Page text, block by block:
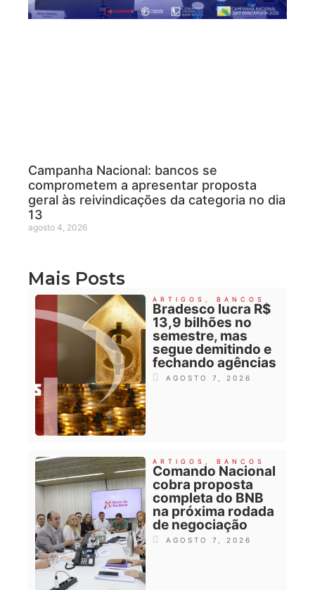
Campanha Nacional: bancos se
comprometem a apresentar proposta
geral às reivindicações da categoria no dia
13
agosto 4, 2026
Mais Posts
ARTIGOS BANCOS
Bradesco lucra R$
13,9 bilhões no
semestre, mas
segue demitindo e
fechando agências
AGOSTO 7, 2026
ARTIGOS BANCOS
Comando Nacional
cobra proposta
completa do BNB
na próxima rodada
de negociação
AGOSTO 7, 2026